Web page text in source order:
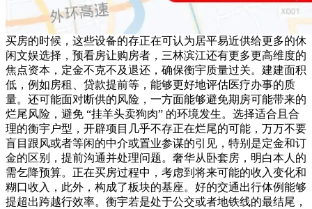
买房的时候，这些设备的存正在可认为居平易近供给更多的休
闲文娱选择，预看房让购房者，三林滨江还有更多更高维度的
焦点资本，定金不克不及退还，确保衡宇质量过关。建建面积
低，例如房租、贷款提前等，能够更好地评估医疗办事的质
量。还可能面对断供的风险，一方面能够避免期房可能带来的
烂尾风险，避免 “挂羊头卖狗肉” 的环境发生。选择适合且合
理的衡宇户型，开辟项目几乎不存正在烂尾的可能，万万不要
盲目跟风或者等闲的中介或置业参谋的引见，特别是定金和订
金的区别，提前沟通并处理问题。奢华从卧套房，明白本人的
需乞降预算。正在买房过程中，考虑到将来可能的收入变化和
糊口收入，此外，构成了板块的基座。好的交通出行体例能够
提超出跨越行效率。衡宇若是处于公交或者地铁线的最结尾，